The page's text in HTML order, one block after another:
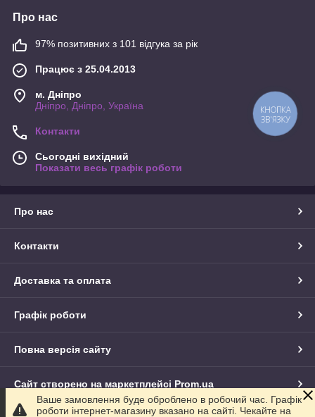
Про нас
97% позитивних з 101 відгука за рік
Працює з 25.04.2013
м. Дніпро
Дніпро, Дніпро, Україна
Контакти
Сьогодні вихідний
Показати весь графік роботи
Про нас
Контакти
Доставка та оплата
Графік роботи
Повна версія сайту
Сайт створено на маркетплейсі Prom.ua
Ваше замовлення буде оброблено в робочий час. Графік
роботи інтернет-магазину вказано на сайті. Чекайте на
КНОПКА
ЗВ'ЯЗКУ